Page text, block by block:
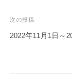
稿
ナ
次の投稿
2022年11月1日～